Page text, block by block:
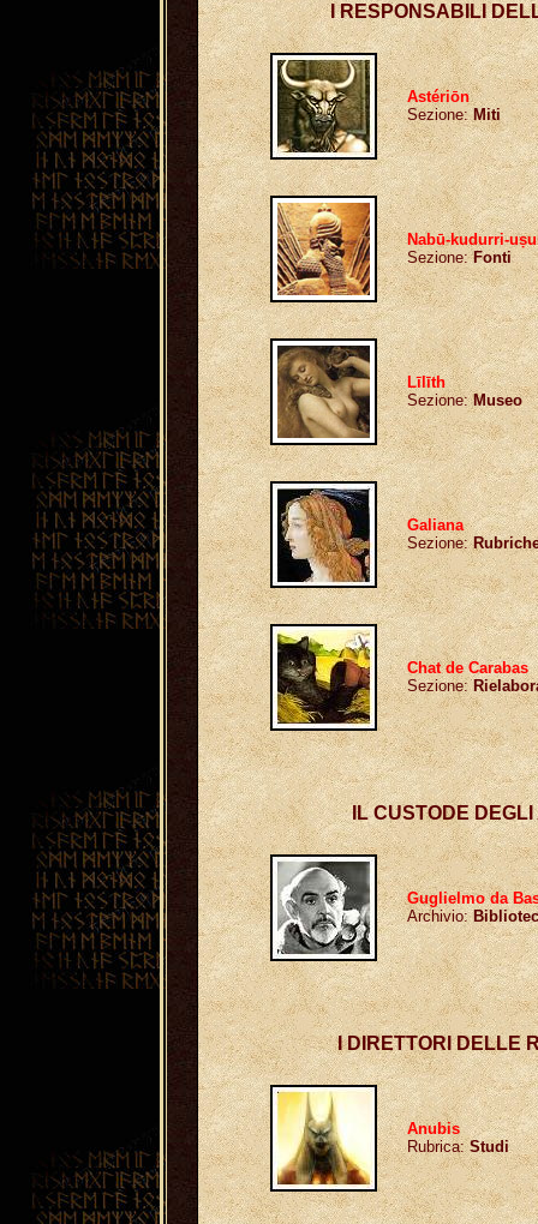
I RESPONSABILI
Astériōn
Sezione:Miti
Nabū-kudurri-
Sezione:Fonti
Līlīth
Sezione:Museo
Galiana
Sezione:
Chat de Carabas
Sezione:
IL CUSTODE DEGLI
Guglielmo da
Archivio:
I DIRETTORI DELLE
Anubis
Rubrica:Studi